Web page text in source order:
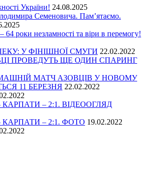
України! 24.08.2025
Семеновича. Пам’ятаємо.
роки незламності та віри в перемогу!
У ФІНІШНОЇ СМУГИ 22.02.2022
ПРОВЕДУТЬ ЩЕ ОДИН СПАРИНГ
МАТЧ АЗОВЦІВ У НОВОМУ
11 БЕРЕЗНЯ 22.02.2022
– 2:1. ВІДЕООГЛЯД
КАРПАТИ – 2:1. ФОТО 19.02.2022